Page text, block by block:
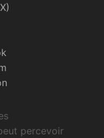
percevoir